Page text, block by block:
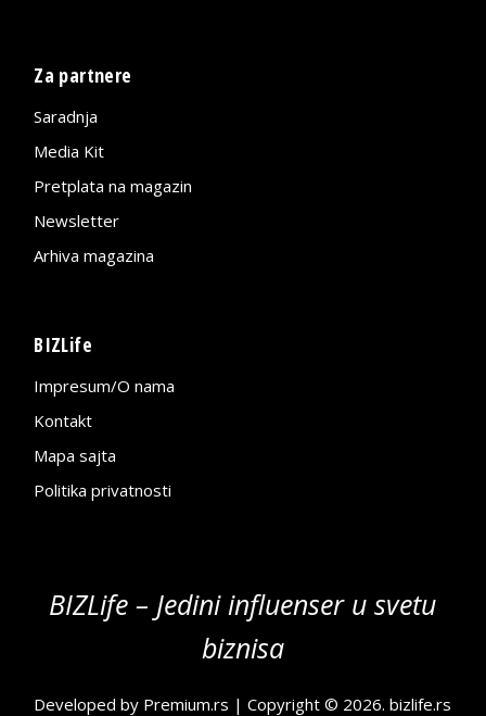
Za partnere
Saradnja
Media Kit
Pretplata na magazin
Newsletter
Arhiva magazina
BIZLife
Impresum/O nama
Kontakt
Mapa sajta
Politika privatnosti
BIZLife – Jedini influenser u svetu
biznisa
Developed by Premium.rs | Copyright © 2026.bizlife.rs